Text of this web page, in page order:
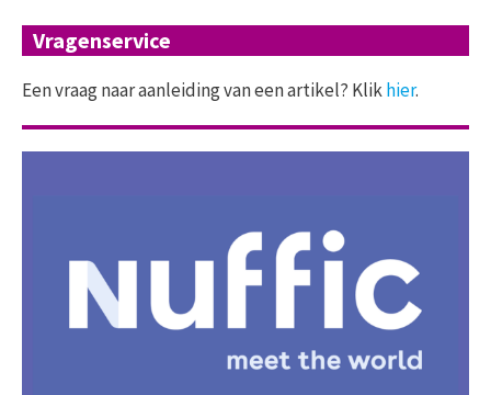
Vragenservice
Een vraag naar aanleiding van een artikel? Klikhier.